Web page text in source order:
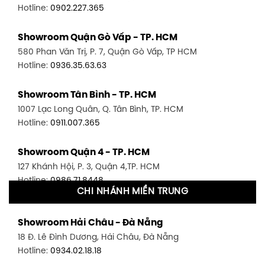
Hotline: 0902.227.365
Showroom Quận Gò Vấp - TP. HCM
580 Phan Văn Trị, P. 7, Quận Gò Vấp, TP HCM
Hotline: 0936.35.63.63
Showroom Tân Bình - TP. HCM
1007 Lạc Long Quân, Q. Tân Bình, TP. HCM
Hotline: 0911.007.365
Showroom Quận 4 - TP. HCM
127 Khánh Hội, P. 3, Quận 4,TP. HCM
Hotline:0986.71.8448
1411 Đường 3/2, P. 16, Quận 11, TP. HCM
Hotline:0906.256.759
CHI NHÁNH MIỀN TRUNG
Showroom Hải Châu - Đà Nẵng
18 Đ. Lê Đình Dương, Hải Châu, Đà Nẵng
Hotline: 0934.02.18.18